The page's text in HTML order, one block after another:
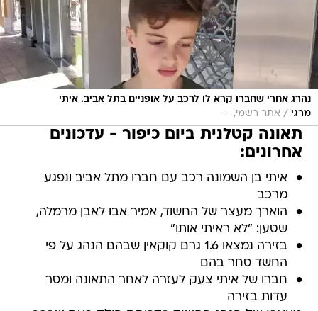
נהרג אחרי שחברו קרא לו לרכב על אופניים בתל אביב. איתי
מרגי / אתר רשמי, -
תאונה קטלנית ביום כיפור - עדכונים
אחרונים:
איתי בן השמונה רכב עם חברו מתל אביב ונפגע
מרכב
הוארך מעצר של החשוד, אמיר אבו לאבן מרמלה,
שטען: "לא ראיתי אותו"
בזירה נמצאו 1.6 גרם קוקאין שבהם הנהג על פי
החשד סחר בהם
חברו של איתי צעק לעזרה לאחר התאונה ומסר
עדות בזירה